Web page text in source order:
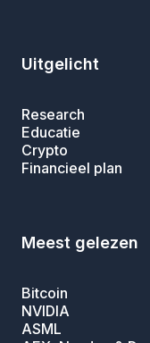
Uitgelicht
Research
Educatie
Crypto
Financieel plan
Meest gelezen
Bitcoin
NVIDIA
ASML